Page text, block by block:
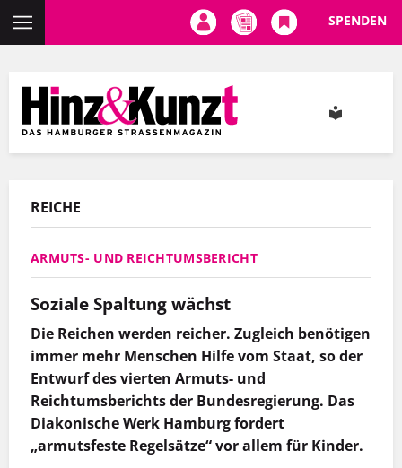
Inhalt
SPENDEN
REICHE
ARMUTS- UND REICHTUMSBERICHT
Soziale Spaltung wächst
Die Reichen werden reicher. Zugleich benötigen
immer mehr Menschen Hilfe vom Staat, so der
Entwurf des vierten Armuts- und
Reichtumsberichts der Bundesregierung. Das
Diakonische Werk Hamburg fordert
„armutsfeste Regelsätze“ vor allem für Kinder.